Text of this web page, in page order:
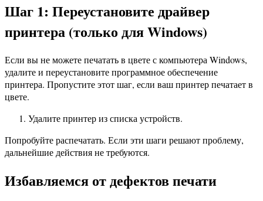
Шаг 1: Переустановите драйвер
принтера (только для Windows)
Если вы не можете печатать в цвете с компьютера Windows,
удалите и переустановите программное обеспечение
принтера. Пропустите этот шаг, если ваш принтер печатает в
цвете.
Удалите принтер из списка устройств.
Попробуйте распечатать. Если эти шаги решают проблему,
дальнейшие действия не требуются.
Избавляемся от дефектов печати